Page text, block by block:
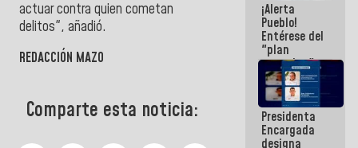
actuar contra quien cometan
delitos", añadió.
REDACCIÓN MAZO
Comparte esta noticia:
del Sistema
Eléctrico
Nacional
¡Alerta
Pueblo!
Entérese del
"plan
enjambre"
de La Sayo
para
sabotear el
diálogo y
promover el
Presidenta
Encargada
designa